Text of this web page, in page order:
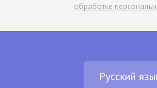
обработке
Русский